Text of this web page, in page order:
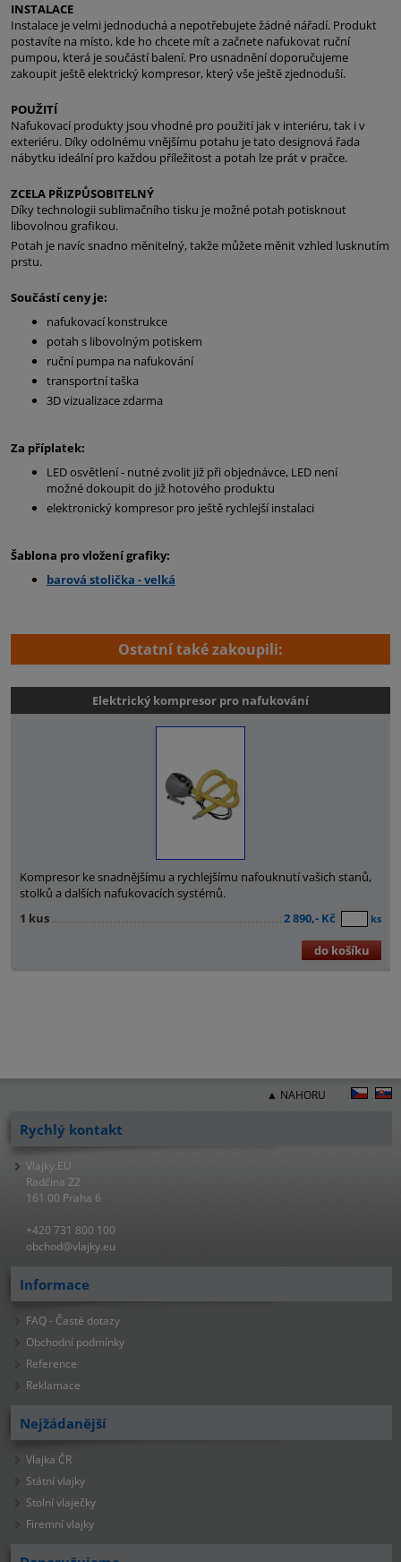
INSTALACE
Instalace je velmi jednoduchá a nepotřebujete žádné nářadí. Produkt
postavíte na místo, kde ho chcete mít a začnete nafukovat ruční
pumpou, která je součástí balení. Pro usnadnění doporučujeme
zakoupit ještě elektrický kompresor, který vše ještě zjednoduší.
POUŽITÍ
Nafukovací produkty jsou vhodné pro použití jak v interiéru, tak i v
exteriéru. Díky odolnému vnějšímu potahu je tato designová řada
nábytku ideální pro každou příležitost a potah lze prát v pračce.
ZCELA PŘIZPŮSOBITELNÝ
Díky technologii sublimačního tisku je možné potah potisknout
libovolnou grafikou.
Potah je navíc snadno měnitelný, takže můžete měnit vzhled lusknutím
prstu.
Součástí ceny je:
nafukovací konstrukce
potah s libovolným potiskem
ruční pumpa na nafukování
transportní taška
3D vizualizace zdarma
Za příplatek:
LED osvětlení - nutné zvolit již při objednávce, LED není
možné dokoupit do již hotového produktu
elektronický kompresor pro ještě rychlejší instalaci
Šablona pro vložení grafiky:
barová stolička - velká
Ostatní také zakoupili:
Elektrický kompresor pro nafukování
Kompresor ke snadnějšímu a rychlejšímu nafouknutí vašich stanů,
stolků a dalších nafukovacích systémů.
1 kus
2 890,- Kč ks
do košíku
▲ NAHORU
Rychlý kontakt
Vlajky.EU
Radčina 22
161 00 Praha 6
+420 731 800 100
obchod@vlajky.eu
Informace
FAQ - Časté dotazy
Obchodní podmínky
Reference
Reklamace
Nejžádanější
Vlajka ČR
Státní vlajky
Stolní vlaječky
Firemní vlajky